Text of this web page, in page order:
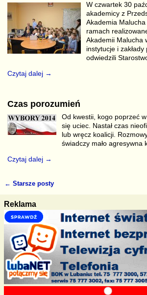
W czwartek 30
akademicy z
Akademia
ramach
Akademii Malucha
instytucje i
odwiedzili
Czytaj dalej →
Czas porozumień
Od kwestii, kogo poprzeć
się uciec. Nastał czas
lub wręcz koalicji.
świadczy mało agresywna
Czytaj dalej →
← Starsze posty
Reklama